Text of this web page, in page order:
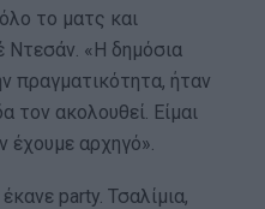
το ματς και
Ντεσάν. «Η δημόσια
πραγματικότητα, ήταν
τον ακολουθεί. Είμαι
έχουμε αρχηγό».
party. Τσαλίμια,